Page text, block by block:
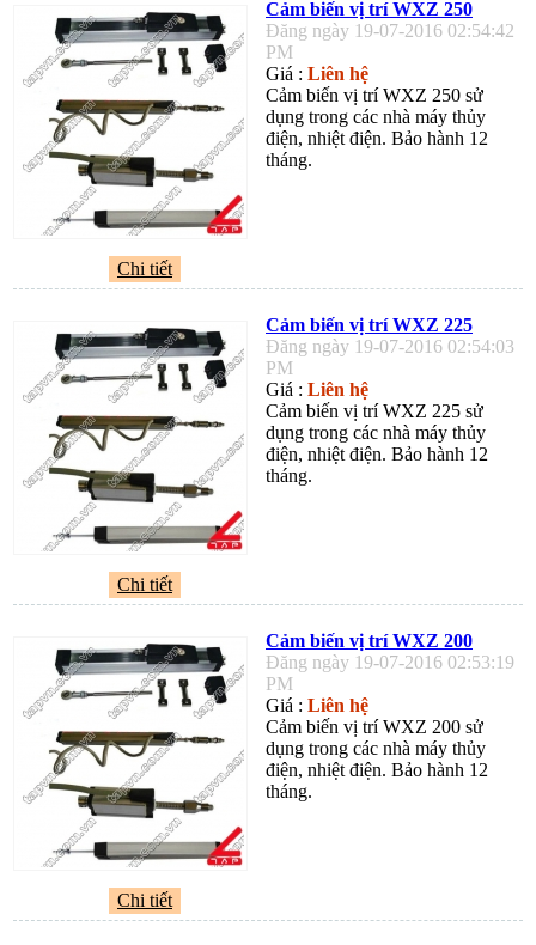
Cảm biến vị trí WXZ 250
Đăng ngày 19-07-2016 02:54:42
PM
Giá : Liên hệ
Cảm biến vị trí WXZ 250 sử
dụng trong các nhà máy thủy
điện, nhiệt điện. Bảo hành 12
tháng.
Chi tiết
Cảm biến vị trí WXZ 225
Đăng ngày 19-07-2016 02:54:03
PM
Giá : Liên hệ
Cảm biến vị trí WXZ 225 sử
dụng trong các nhà máy thủy
điện, nhiệt điện. Bảo hành 12
tháng.
Chi tiết
Cảm biến vị trí WXZ 200
Đăng ngày 19-07-2016 02:53:19
PM
Giá : Liên hệ
Cảm biến vị trí WXZ 200 sử
dụng trong các nhà máy thủy
điện, nhiệt điện. Bảo hành 12
tháng.
Chi tiết